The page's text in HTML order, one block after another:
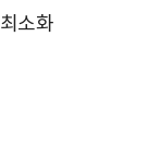
소화